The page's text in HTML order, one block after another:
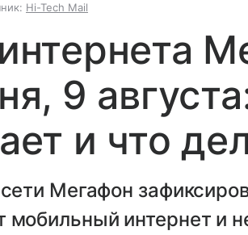
Hi-Tech Mail
9
и что
Мегафон
мобильный интернет и